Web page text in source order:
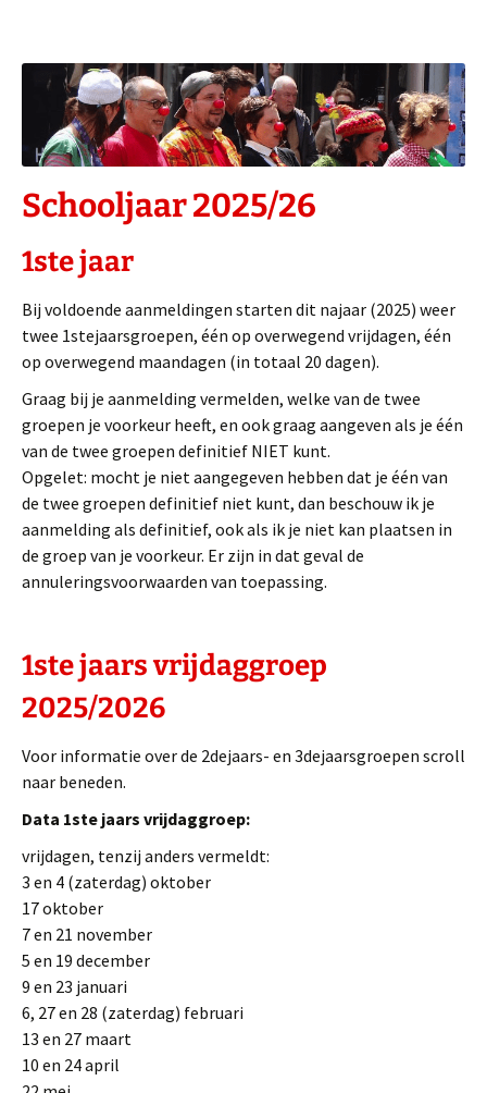
Schooljaar 2025/26
1ste jaar
Bij voldoende aanmeldingen starten dit najaar (2025) weer
twee 1stejaarsgroepen, één op overwegend vrijdagen, één
op overwegend maandagen (in totaal 20 dagen).
Graag bij je aanmelding vermelden, welke van de twee
groepen je voorkeur heeft, en ook graag aangeven als je één
van de twee groepen definitief NIET kunt.
Opgelet: mocht je niet aangegeven hebben dat je één van
de twee groepen definitief niet kunt, dan beschouw ik je
aanmelding als definitief, ook als ik je niet kan plaatsen in
de groep van je voorkeur. Er zijn in dat geval de
annuleringsvoorwaarden van toepassing.
1ste jaars vrijdaggroep
2025/2026
Voor informatie over de 2dejaars- en 3dejaarsgroepen scroll
naar beneden.
Data 1ste jaars vrijdaggroep:
vrijdagen, tenzij anders vermeldt:
3 en 4 (zaterdag) oktober
17 oktober
7 en 21 november
5 en 19 december
9 en 23 januari
6, 27 en 28 (zaterdag) februari
13 en 27 maart
10 en 24 april